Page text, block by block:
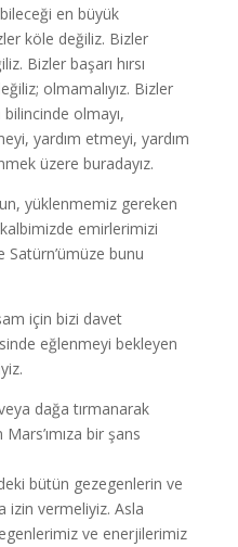
en büyük
köle değiliz. Bizler
Bizler başarı hırsı
olmamalıyız. Bizler
bilincinde olmayı,
yardım etmeyi, yardım
üzere buradayız.
yüklenmemiz gereken
emirlerimizi
bunu
için bizi davet
eğlenmeyi bekleyen
dağa tırmanarak
bir şans
bütün gezegenlerin ve
izin vermeliyiz. Asla
ve enerjilerimiz